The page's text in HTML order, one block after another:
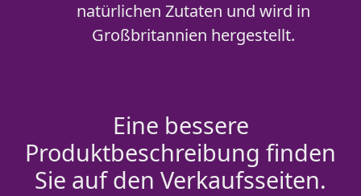
natürlichen Zutaten und wird in
Großbritannien hergestellt.
Eine bessere
Produktbeschreibung finden
Sie auf den Verkaufsseiten.